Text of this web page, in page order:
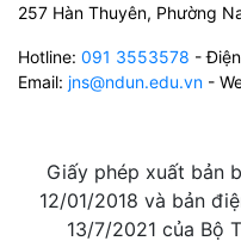
257 Hàn Thuyên, Phường
Hotline: 091 3553578 -
Email: jns@ndun.edu.vn -
Giấy phép xuất bản
12/01/2018 và bản
13/7/2021 của Bộ